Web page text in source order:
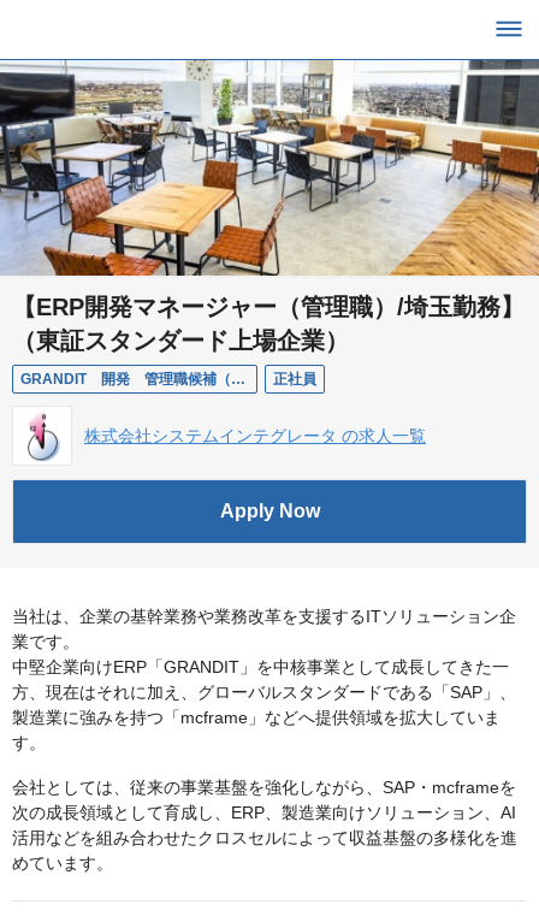
【ERP開発マネージャー（管理職）/埼玉勤務】
（東証スタンダード上場企業）
GRANDIT 開発 管理職候補（埼玉） 正社員
株式会社システムインテグレータ の求人一覧
Apply Now
当社は、企業の基幹業務や業務改革を支援するITソリューション企
業です。
中堅企業向けERP「GRANDIT」を中核事業として成長してきた一
方、現在はそれに加え、グローバルスタンダードである「SAP」、
製造業に強みを持つ「mcframe」などへ提供領域を拡大していま
す。
会社としては、従来の事業基盤を強化しながら、SAP・mcframeを
次の成長領域として育成し、ERP、製造業向けソリューション、AI
活用などを組み合わせたクロスセルによって収益基盤の多様化を進
めています。